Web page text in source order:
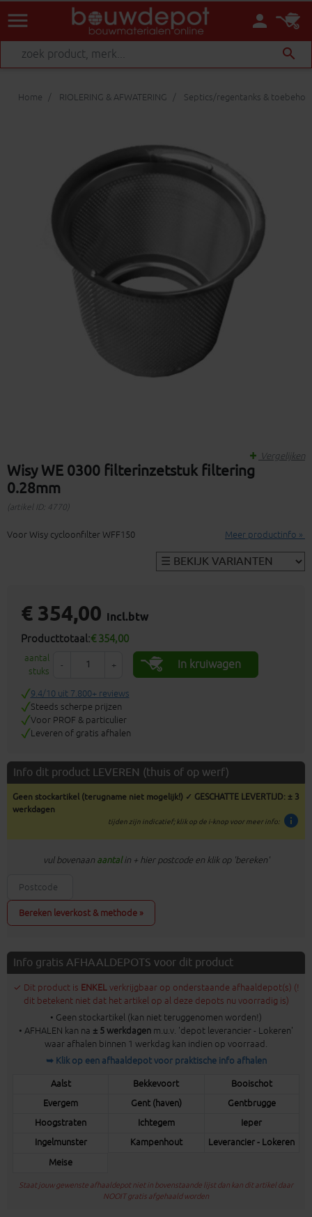
person
menu
search
Home RIOLERING & AFWATERING Septics/regentanks &
Wisy WE 0300 filterinzetstuk filtering
0.28mm
(artikel ID: 4770)
Vergelijken
Voor Wisy cycloonfilter WFF150 Meer productinfo »
€ 354,00 incl.btw
Producttotaal:€ 354,00
aantal
stuks
- + In kruiwagen
9.4/10 uit 7.800+ reviews
Steeds scherpe prijzen
Voor PROF & particulier
Leveren of gratis afhalen
Info dit product LEVEREN (thuis of op werf)
Geen stockartikel (terugname niet mogelijk!) ✓ GESCHATTE LEVERTIJD: ± 3
werkdagen
info
tijden zijn indicatief; klik op de i-knop voor meer info:
vul bovenaan aantalin + hier postcode en klik op 'bereken'
Bereken leverkost & methode »
Info gratis AFHAALDEPOTS voor dit product
✓ Dit product is ENKELverkrijgbaar op onderstaande afhaaldepot(s) (!
dit betekent niet dat het artikel op al deze depots nu voorradig is)
• Geen stockartikel (kan niet teruggenomen worden!)
• AFHALEN kan na ± 5 werkdagen m.u.v. 'depot leverancier - Lokeren'
waar afhalen binnen 1 werkdag kan indien op voorraad.
➥ Klik op een afhaaldepot voor praktische info afhalen
Aalst Bekkevoort
Booischot
Evergem
Gent (haven)
Gentbrugge
Hoogstraten
Ichtegem
Ieper
Ingelmunster
Kampenhout
Leverancier - Lokeren
Meise
Staat jouw gewenste afhaaldepot niet in bovenstaande lijst dan kan dit artikel daar
NOOIT gratis afgehaald worden